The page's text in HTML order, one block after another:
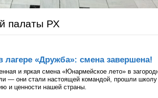
палаты РХ
«Дружба»: смена завершена!
и яркая смена «Юнармейское лето» в
— они стали настоящей командой, прошли
и ценности нашей страны.